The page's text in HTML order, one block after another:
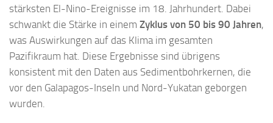
stärksten El-Nino-Ereignisse im 18. Jahrhundert. Dabei
schwankt die Stärke in einem Zyklus von 50 bis 90 Jahren,
was Auswirkungen auf das Klima im gesamten
Pazifikraum hat. Diese Ergebnisse sind übrigens
konsistent mit den Daten aus Sedimentbohrkernen, die
vor den Galapagos-Inseln und Nord-Yukatan geborgen
wurden.